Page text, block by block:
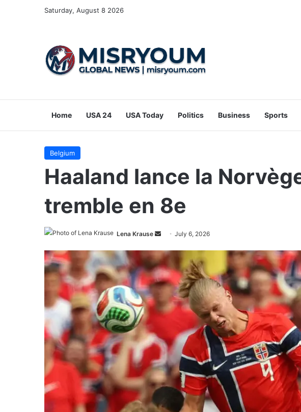
Saturday, August 8 2026
Home USA 24 USA Today Politics Business Sports
Belgium
Haaland lance la
tremble en 8e
Lena Krause
Send
email
July 6, 2026